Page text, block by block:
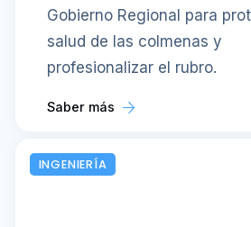
Gobierno Regional para
salud de las colmenas y
profesionalizar el rubro.
Saber más
INGENIERÍA